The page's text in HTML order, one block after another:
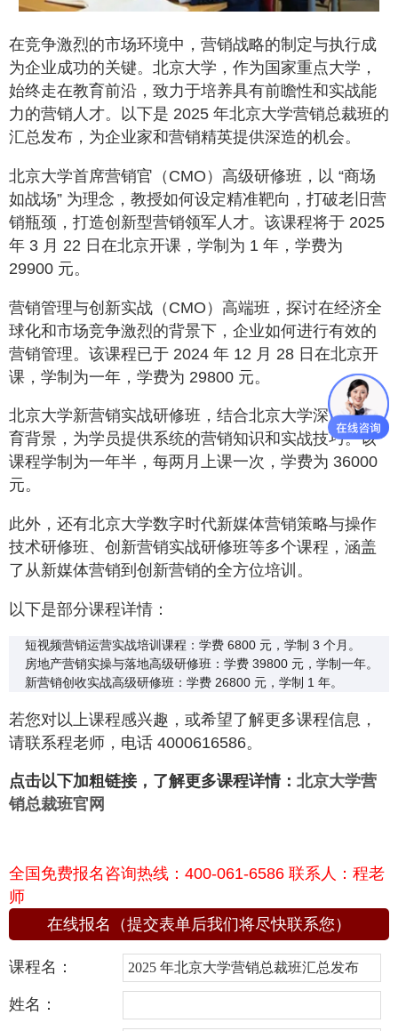
在竞争激烈的市场环境中，营销战略的制定与执行成
为企业成功的关键。北京大学，作为国家重点大学，
始终走在教育前沿，致力于培养具有前瞻性和实战能
力的营销人才。以下是 2025 年北京大学营销总裁班的
汇总发布，为企业家和营销精英提供深造的机会。
北京大学首席营销官（CMO）高级研修班，以 “商场
如战场” 为理念，教授如何设定精准靶向，打破老旧营
销瓶颈，打造创新型营销领军人才。该课程将于 2025
年 3 月 22 日在北京开课，学制为 1 年，学费为
29900 元。
营销管理与创新实战（CMO）高端班，探讨在经济全
球化和市场竞争激烈的背景下，企业如何进行有效的
营销管理。该课程已于 2024 年 12 月 28 日在北京开
课，学制为一年，学费为 29800 元。
北京大学新营销实战研修班，结合北京大学深厚的教
育背景，为学员提供系统的营销知识和实战技巧。该
课程学制为一年半，每两月上课一次，学费为 36000
元。
此外，还有北京大学数字时代新媒体营销策略与操作
技术研修班、创新营销实战研修班等多个课程，涵盖
了从新媒体营销到创新营销的全方位培训。
以下是部分课程详情：
短视频营销运营实战培训课程：学费 6800 元，学制 3 个月。
房地产营销实操与落地高级研修班：学费 39800 元，学制一年。
新营销创收实战高级研修班：学费 26800 元，学制 1 年。
若您对以上课程感兴趣，或希望了解更多课程信息，
请联系程老师，电话 4000616586。
点击以下加粗链接，了解更多课程详情： 北京大学营
销总裁班官网
全国免费报名咨询热线：400-061-6586 联系人：程老
师
在线报名（提交表单后我们将尽快联系您）
课程名：
姓名：